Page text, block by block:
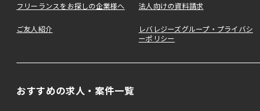
フリーランスをお探しの企業様へ 法人向けの資料請求
ご友人紹介
レバレジーズグループ・プライバシ
ーポリシー
おすすめの求人・案件一覧